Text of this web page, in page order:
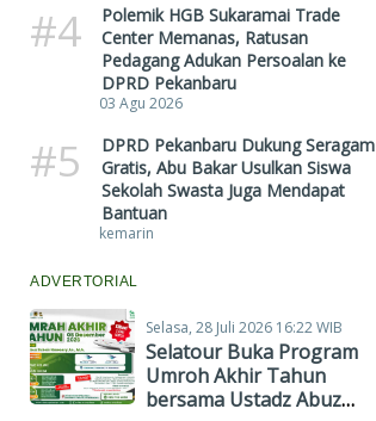
#4
Polemik HGB Sukaramai Trade
Center Memanas, Ratusan
Pedagang Adukan Persoalan ke
DPRD Pekanbaru
03 Agu 2026
#5
DPRD Pekanbaru Dukung Seragam
Gratis, Abu Bakar Usulkan Siswa
Sekolah Swasta Juga Mendapat
Bantuan
kemarin
ADVERTORIAL
Selasa, 28 Juli 2026 16:22 WIB
Selatour Buka Program
Umroh Akhir Tahun
bersama Ustadz Abuz